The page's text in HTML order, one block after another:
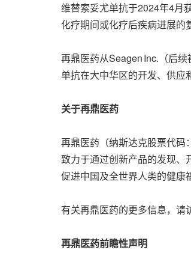
维替索妥尤单抗于2024年4月
化疗期间或化疗后疾病进展的
再鼎医药从Seagen Inc.（后
单抗在大中华区的开发、供应
关于再鼎医药
再鼎医药（纳斯达克股票代码
致力于通过创新产品的发现、
促进中国及全世界人类的健康
有关再鼎医药的更多信息，请
再鼎医药前瞻性声明